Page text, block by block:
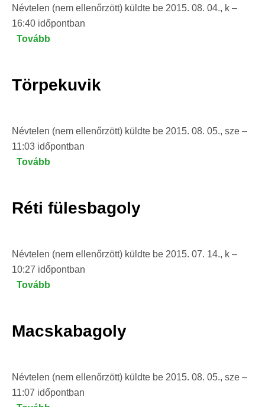
Névtelen (nem ellenőrzött) küldte be 2015. 08. 04., k –
16:40 időpontban
Tovább
Törpekuvik
Névtelen (nem ellenőrzött) küldte be 2015. 08. 05., sze –
11:03 időpontban
Tovább
Réti fülesbagoly
Névtelen (nem ellenőrzött) küldte be 2015. 07. 14., k –
10:27 időpontban
Tovább
Macskabagoly
Névtelen (nem ellenőrzött) küldte be 2015. 08. 05., sze –
11:07 időpontban